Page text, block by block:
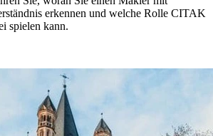
erkennen und welche Rolle CITAK
spielen kann.